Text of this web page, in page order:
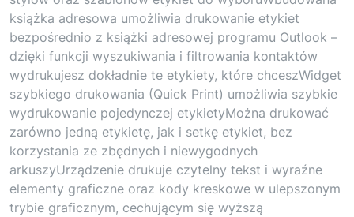
książka adresowa umożliwia drukowanie etykiet
bezpośrednio z książki adresowej programu Outlook –
dzięki funkcji wyszukiwania i filtrowania kontaktów
wydrukujesz dokładnie te etykiety, które chceszWidget
szybkiego drukowania (Quick Print) umożliwia szybkie
wydrukowanie pojedynczej etykietyMożna drukować
zarówno jedną etykietę, jak i setkę etykiet, bez
korzystania ze zbędnych i niewygodnych
arkuszyUrządzenie drukuje czytelny tekst i wyraźne
elementy graficzne oraz kody kreskowe w ulepszonym
trybie graficznym, cechującym się wyższą